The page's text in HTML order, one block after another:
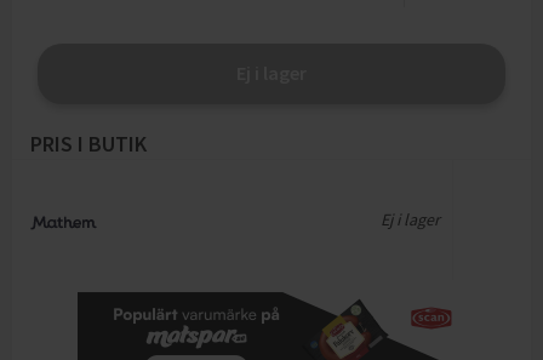
PRIS I BUTIK
Ej i lager